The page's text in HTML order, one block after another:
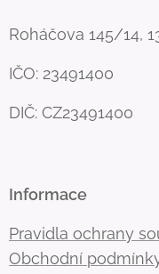
Roháčova 145/14,
IČO: 23491400
DIČ: CZ23491400
Informace
Pravidla ochrany
Obchodní